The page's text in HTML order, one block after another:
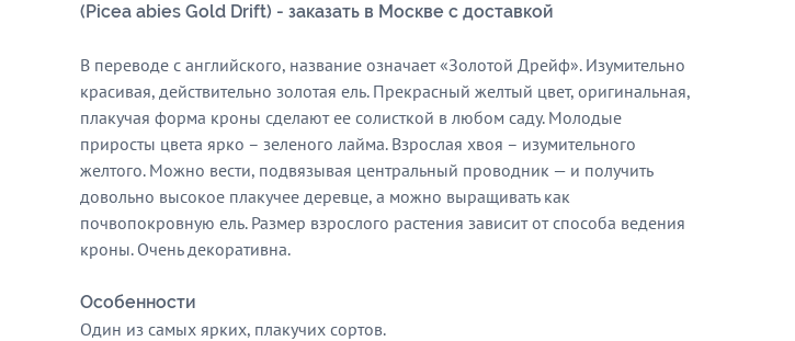
(Picea abies Gold Drift) - заказать в Москве с доставкой
В переводе с английского, название означает «Золотой Дрейф». Изумительно
красивая, действительно золотая ель. Прекрасный желтый цвет, оригинальная,
плакучая форма кроны сделают ее солисткой в любом саду. Молодые
приросты цвета ярко – зеленого лайма. Взрослая хвоя – изумительного
желтого. Можно вести, подвязывая центральный проводник — и получить
довольно высокое плакучее деревце, а можно выращивать как
почвопокровную ель. Размер взрослого растения зависит от способа ведения
кроны. Очень декоративна.
Особенности
Один из самых ярких, плакучих сортов.